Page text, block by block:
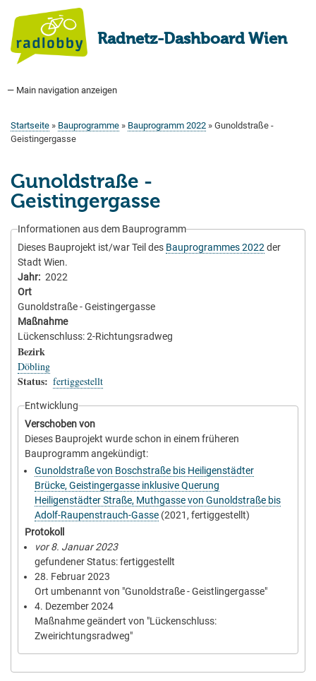
Inhalt
Radnetz-Dashboard Wien
Main
— Main navigation anzeigen
Startseite
Bauprogramm
Aktuell Geplant
Weitere Bauprojekte
Hauptradverkehrsnetz
Bezirke
Medienberichte
Tags
Über uns
Pfadnavigation
Startseite Bauprogramme Bauprogramm 2022
Gunoldstraße -
Geistingergasse
Gunoldstraße -
Geistingergasse
Informationen aus dem Bauprogramm
Dieses Bauprojekt ist/war Teil des Bauprogrammes 2022der
Stadt Wien.
Jahr
2022
Ort
Gunoldstraße - Geistingergasse
Maßnahme
Lückenschluss: 2-Richtungsradweg
Bezirk
Döbling
Status fertiggestellt
Entwicklung
Verschoben von
Dieses Bauprojekt wurde schon in einem früheren
Bauprogramm angekündigt:
Gunoldstraße von Boschstraße bis Heiligenstädter
Brücke, Geistingergasse inklusive Querung
Heiligenstädter Straße, Muthgasse von Gunoldstraße bis
Adolf-Raupenstrauch-Gasse(2021, fertiggestellt)
Protokoll
vor 8. Januar 2023
gefundener Status: fertiggestellt
28. Februar 2023
Ort umbenannt von "Gunoldstraße - Geistlingergasse"
4. Dezember 2024
Maßnahme geändert von "Lückenschluss:
Zweirichtungsradweg"